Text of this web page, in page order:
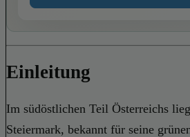
Einleitung
Im südöstlichen Teil Österreichs
Steiermark, bekannt für seine